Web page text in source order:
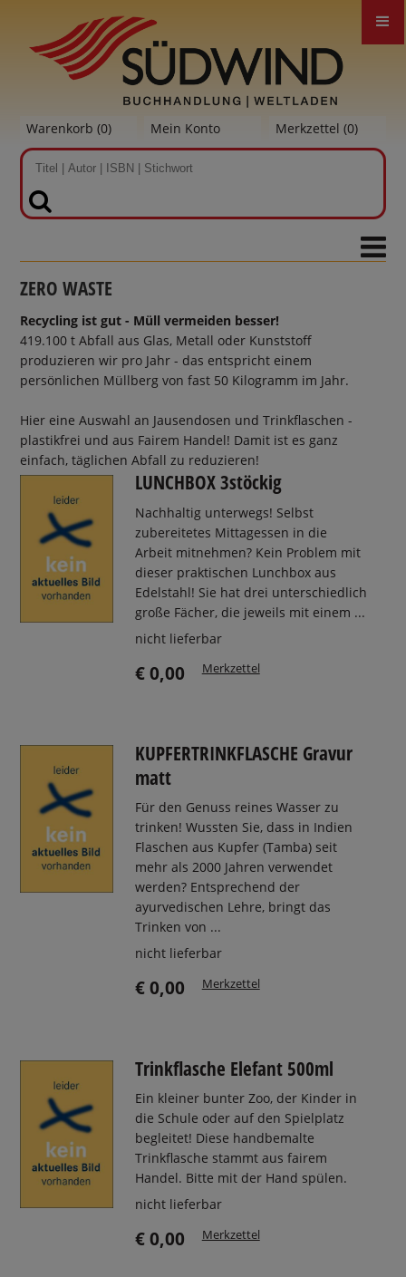
Warenkorb (0) Mein Konto Merkzettel (0)
ZERO WASTE
Recycling ist gut - Müll vermeiden besser!
419.100 t Abfall aus Glas, Metall oder Kunststoff
produzieren wir pro Jahr - das entspricht einem
persönlichen Müllberg von fast 50 Kilogramm im Jahr.
Hier eine Auswahl an Jausendosen und Trinkflaschen -
plastikfrei und aus Fairem Handel! Damit ist es ganz
einfach, täglichen Abfall zu reduzieren!
LUNCHBOX 3stöckig
Nachhaltig unterwegs! Selbst
zubereitetes Mittagessen in die
Arbeit mitnehmen? Kein Problem mit
dieser praktischen Lunchbox aus
Edelstahl! Sie hat drei unterschiedlich
große Fächer, die jeweils mit einem ...
nicht lieferbar
€ 0,00 Merkzettel
KUPFERTRINKFLASCHE Gravur
matt
Für den Genuss reines Wasser zu
trinken! Wussten Sie, dass in Indien
Flaschen aus Kupfer (Tamba) seit
mehr als 2000 Jahren verwendet
werden? Entsprechend der
ayurvedischen Lehre, bringt das
Trinken von ...
nicht lieferbar
€ 0,00 Merkzettel
Trinkflasche Elefant 500ml
Ein kleiner bunter Zoo, der Kinder in
die Schule oder auf den Spielplatz
begleitet! Diese handbemalte
Trinkflasche stammt aus fairem
Handel. Bitte mit der Hand spülen.
nicht lieferbar
€ 0,00 Merkzettel